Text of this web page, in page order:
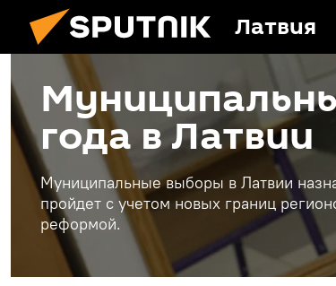
Латвия
года в Латвии
Муниципальные выборы в Латвии
пройдет с учетом новых границ
реформой.